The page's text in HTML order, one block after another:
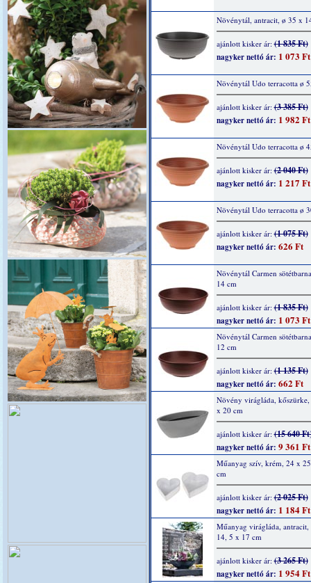
Növénytál, antracit, ø 35 x
ajánlott kisker ár:(1 835 Ft)
nagyker nettó ár: 1 073 Ft
Növénytál Udo terracotta ø
ajánlott kisker ár:(3 385 Ft)
nagyker nettó ár: 1 982 Ft
Növénytál Udo terracotta ø
ajánlott kisker ár:(2 040 Ft)
nagyker nettó ár: 1 217 Ft
Növénytál Udo terracotta ø
ajánlott kisker ár:(1 075 Ft)
nagyker nettó ár: 626 Ft
Növénytál Carmen
14 cm
ajánlott kisker ár:(1 835 Ft)
nagyker nettó ár: 1 073 Ft
Növénytál Carmen
12 cm
ajánlott kisker ár:(1 135 Ft)
nagyker nettó ár: 662 Ft
Növény virágláda,
x 20 cm
ajánlott kisker ár:(15 640
nagyker nettó ár: 9 361 Ft
Műanyag szív, krém, 24 x
cm
ajánlott kisker ár:(2 025 Ft)
nagyker nettó ár: 1 184 Ft
Műanyag virágláda,
14, 5 x 17 cm
ajánlott kisker ár:(3 265 Ft)
nagyker nettó ár: 1 954 Ft